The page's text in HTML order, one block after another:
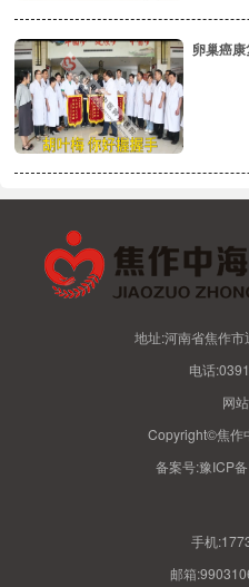
卵巢癌
地址:河南省焦作
电话
网
Copyright©焦作
备案号:豫ICP
手机
邮箱